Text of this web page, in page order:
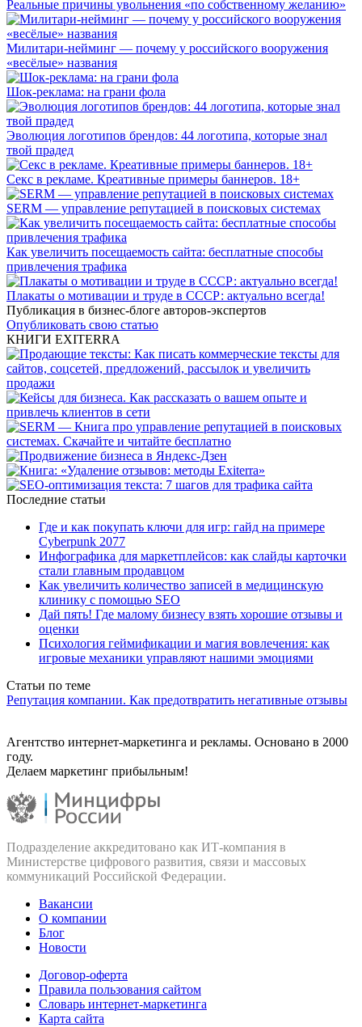
Реальные причины увольнения «по собственному желанию»
Милитари-нейминг — почему у российского вооружения
«весёлые» названия
Шок-реклама: на грани фола
Эволюция логотипов брендов: 44 логотипа, которые знал
твой прадед
Секс в рекламе. Креативные примеры баннеров. 18+
SERM — управление репутацией в поисковых системах
Как увеличить посещаемость сайта: бесплатные способы
привлечения трафика
Плакаты о мотивации и труде в СССР: актуально всегда!
Публикация в бизнес-блоге авторов-экспертов
Опубликовать свою статью
КНИГИ EXITERRA
Последние статьи
Где и как покупать ключи для игр: гайд на примере
Cyberpunk 2077
Инфографика для маркетплейсов: как слайды карточки
стали главным продавцом
Как увеличить количество записей в медицинскую
клинику с помощью SEO
Дай пять! Где малому бизнесу взять хорошие отзывы и
оценки
Психология геймификации и магия вовлечения: как
игровые механики управляют нашими эмоциями
Статьи по теме
Репутация компании. Как предотвратить негативные отзывы
Агентство интернет-маркетинга и рекламы. Основано в 2000
году.
Делаем маркетинг прибыльным!
Подразделение аккредитовано как ИТ‑компания в
Министерстве цифрового развития, связи и массовых
коммуникаций Российской Федерации.
Вакансии
О компании
Блог
Новости
Договор-оферта
Правила пользования сайтом
Словарь интернет-маркетинга
Карта сайта